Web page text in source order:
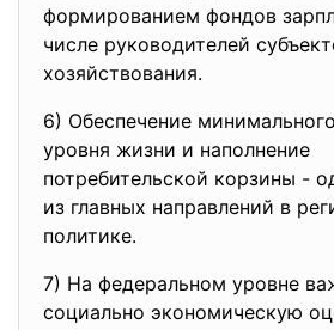
формированием фондов
числе руководителей
хозяйствования.
6) Обеспечение минимального
уровня жизни и наполнение
потребительской корзины -
из главных направлений в
политике.
7) На федеральном уровне
социально экономическую